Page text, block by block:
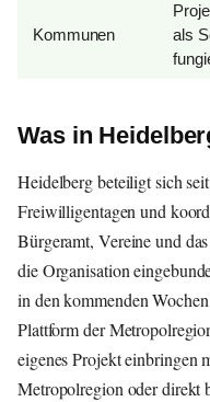
Kommunen
als
Was in
Heidelberg beteiligt sich
Freiwilligentagen und
Bürgeramt, Vereine und
die Organisation
in den kommenden
Plattform der
eigenes Projekt einbringen
Metropolregion oder direkt